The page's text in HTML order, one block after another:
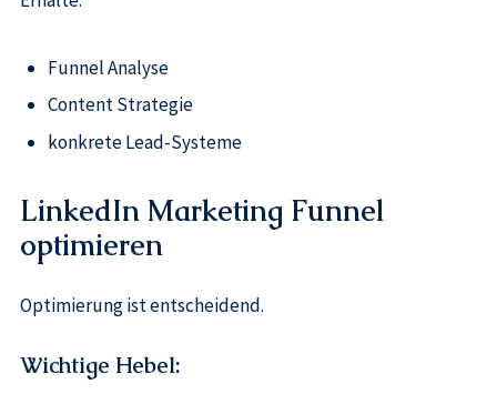
Funnel Analyse
Content Strategie
konkrete Lead-Systeme
LinkedIn Marketing Funnel
optimieren
Optimierung ist entscheidend.
Wichtige Hebel: